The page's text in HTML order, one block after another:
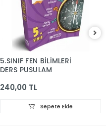
5.SINIF FEN BİLİMLERİ
DERS PUSULAM
240,00 TL
Sepete Ekle